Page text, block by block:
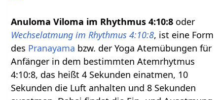
Anuloma Viloma im Rhythmus 4:10:8 oder
Wechselatmung im Rhythmus 4:10:8, ist eine Form
des Pranayama bzw. der Yoga Atemübungen für
Anfänger in dem bestimmten Atemrhytmus
4:10:8, das heißt 4 Sekunden einatmen, 10
Sekunden die Luft anhalten und 8 Sekunden